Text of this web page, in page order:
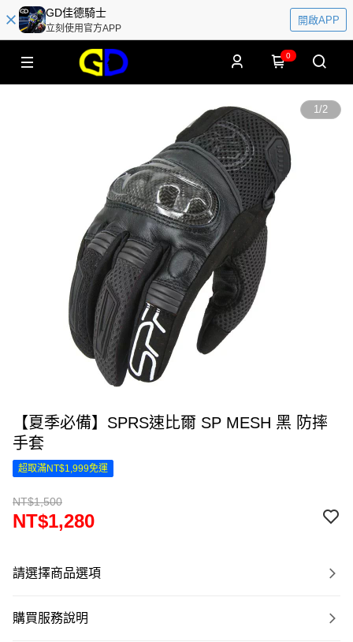
GD佳德騎士
立刻使用官方APP
開啟APP
0
1/2
【夏季必備】SPRS速比爾 SP MESH 黑 防摔
手套
超取滿NT$1,999免運
NT$1,500
NT$1,280
請選擇商品選項
購買服務說明